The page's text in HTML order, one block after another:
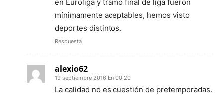
en Euroliga y tramo final de liga fueron
mínimamente aceptables, hemos visto
deportes distintos.
Respuesta
alexio62
19 septiembre 2016 En 00:20
La calidad no es cuestión de pretemporadas.